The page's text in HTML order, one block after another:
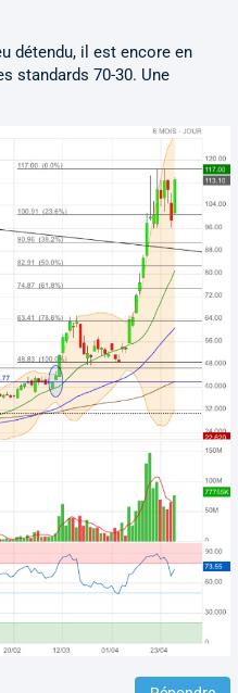
détendu, il est encore en
standards 70-30. Une